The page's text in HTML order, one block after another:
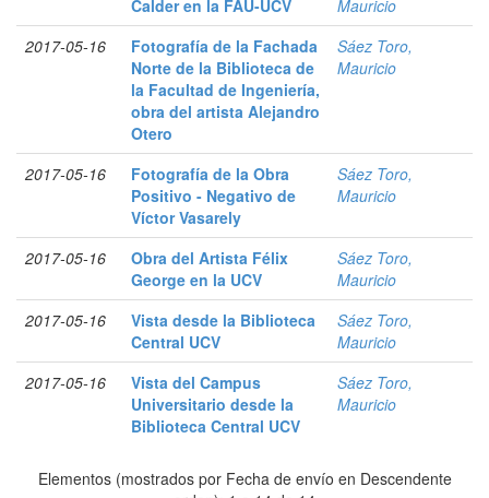
Calder en la FAU-UCV
Mauricio
2017-05-16
Fotografía de la Fachada
Norte de la Biblioteca de
la Facultad de Ingeniería,
obra del artista Alejandro
Otero
Sáez Toro,
Mauricio
2017-05-16
Fotografía de la Obra
Positivo - Negativo de
Víctor Vasarely
Sáez Toro,
Mauricio
2017-05-16
Obra del Artista Félix
George en la UCV
Sáez Toro,
Mauricio
2017-05-16
Vista desde la Biblioteca
Central UCV
Sáez Toro,
Mauricio
2017-05-16
Vista del Campus
Universitario desde la
Biblioteca Central UCV
Sáez Toro,
Mauricio
Elementos (mostrados por Fecha de envío en Descendente